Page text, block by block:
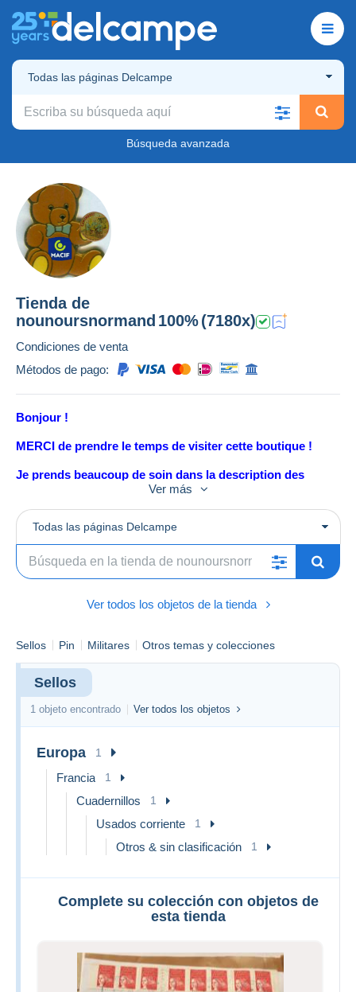
Todas las páginas Delcampe
Búsqueda avanzada
Tienda de
nounoursnormand 100%(7180x)
Condiciones de venta
Métodos de pago:
Bonjour !
MERCI de prendre le temps de visiter cette boutique !
Je prends beaucoup de soin dans la description des
pas !
A contrario, si la description vous semble erronée ou si
tout simplement
vous avez plus d'info sur l'objet vendu ... un petit message
contactez - moi !
BONNES ENCHERES A TOUS !!!
Nounoursnormand
Ver más
Todas las páginas Delcampe
Ver todos los objetos de la tienda
Sellos Pin Militares Otros temas y colecciones
Sellos
1 objeto encontrado Ver todos los objetos
Europa 1
Francia 1
Cuadernillos 1
Usados corriente 1
Otros & sin clasificación 1
Complete su colección con objetos de
esta tienda